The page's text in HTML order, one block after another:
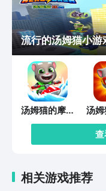
流行的汤姆猫小游
汤姆猫的摩托
艇
汤姆
相关游戏推荐